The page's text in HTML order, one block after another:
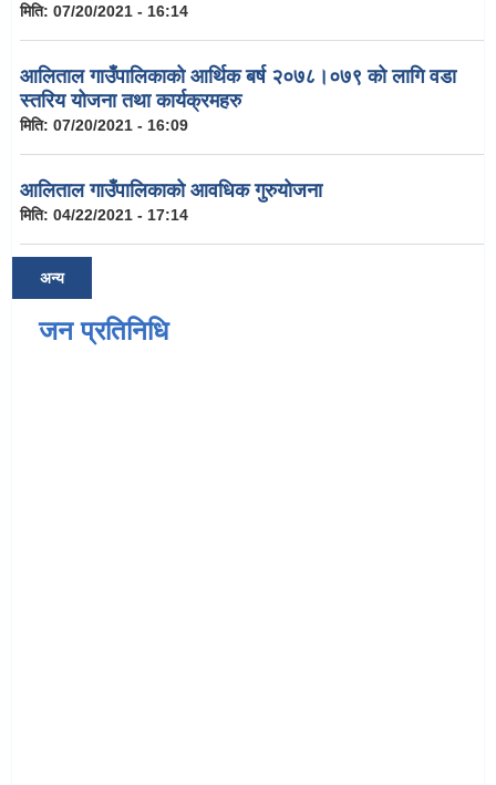
मिति: 07/20/2021 - 16:14
आलिताल गाउँपालिकाको आर्थिक बर्ष २०७८।०७९ को लागि वडा
स्तरिय योजना तथा कार्यक्रमहरु
मिति: 07/20/2021 - 16:09
आलिताल गाउँपालिकाको आवधिक गुरुयोजना
मिति: 04/22/2021 - 17:14
अन्य
जन प्रतिनिधि